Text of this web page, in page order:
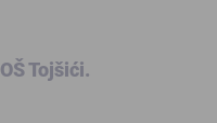
Tojšići.